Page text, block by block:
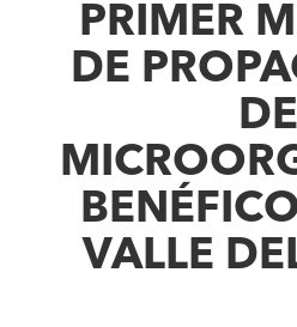
PRIMER
DE
DE
VALLE